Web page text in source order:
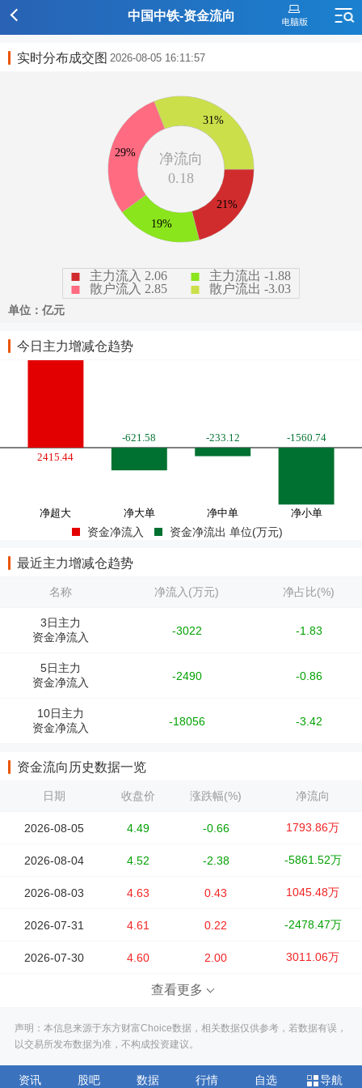
中国中铁-资金流向
实时分布成交图 2026-08-05 16:11:57
今日主力增减仓趋势
资金净流入 资金净流出 单位(万元)
最近主力增减仓趋势
名称 净流入(万元) 净占比(%)
3日主力
资金净流入
-3022 -1.83
5日主力
资金净流入
-2490 -0.86
10日主力
资金净流入
-18056 -3.42
资金流向历史数据一览
日期 收盘价 涨跌幅(%) 净流向
2026-08-05 4.49 -0.66 1793.86万
2026-08-04 4.52 -2.38 -5861.52万
2026-08-03 4.63 0.43 1045.48万
2026-07-31 4.61 0.22 -2478.47万
2026-07-30 4.60 2.00 3011.06万
查看更多
声明：本信息来源于东方财富Choice数据，相关数据仅供参考，若数据有误，
以交易所发布数据为准，不构成投资建议。
资讯 股吧 数据 行情 自选 导航